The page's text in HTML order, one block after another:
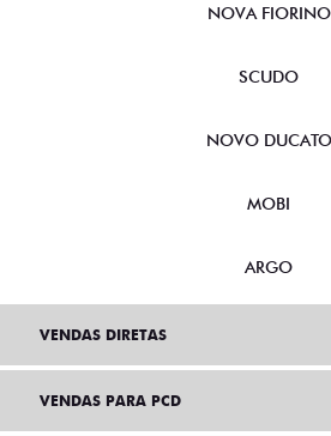
NOVA FIORINO
SCUDO
NOVO DUCATO
MOBI
ARGO
VENDAS DIRETAS
VENDAS PARA PCD